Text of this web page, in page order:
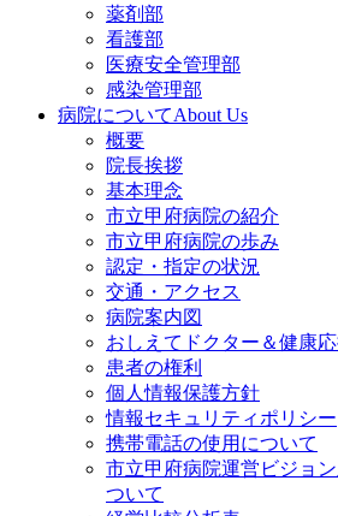
薬剤部
看護部
医療安全管理部
感染管理部
病院についてAbout Us
概要
院長挨拶
基本理念
市立甲府病院の紹介
市立甲府病院の歩み
認定・指定の状況
交通・アクセス
病院案内図
おしえてドクター＆健康
患者の権利
個人情報保護方針
情報セキュリティポリシー
携帯電話の使用について
市立甲府病院運営ビジョ
ついて